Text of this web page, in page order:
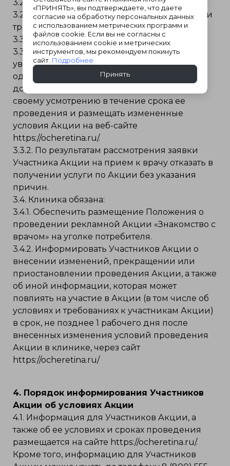
3.2. Участник Акции обязан:
3.2.1. Выполнять и следовать всем условиям и
требованиям настоящего Положения.
3.3. Клиника вправе:
3.3.1. В любое время без предварительного
уведомления изменять условия Акции в
одностороннем порядке, а также вводить
дополнительные условия и ограничения по
своему усмотрению в течение срока ее
проведения и размещать измененные
условия Акции на веб-сайте
https://ocheretina.ru/.
3.3.2. По результатам рассмотрения заявки
Участника Акции на прием к врачу отказать в
получении услуги по Акции без указания
причин.
3.4. Клиника обязана:
3.4.1. Обеспечить размещение Положения о
проведении рекламной Акции «Знакомство с
врачом» на уголке потребителя.
3.4.2. Информировать Участников Акции о
внесении изменений, прекращении или
приостановлении проведения Акции, а также
об иной информации, которая может
повлиять на участие в Акции (в том числе об
условиях и требованиях к участникам Акции)
в срок, не позднее 1 рабочего дня после
внесенных изменения условий проведения
Акции в клинике, через сайт
https://ocheretina.ru/
4. Порядок информирования Участников
Акции об условиях Акции
4.1. Информация для Участников Акции, а
также об ее условиях и сроках проведения
размещается на сайте https://ocheretina.ru/.
Кроме того, информацию для Участников
«ПРИНЯТЬ», вы подтверждаете, что даете
согласие на обработку персональных данных
с использованием метрических программ и
файлов cookie. Если вы не согласны с
использованием cookie и метрических
инструментов, мы рекомендуем покинуть
сайт. Подробнее
Принять